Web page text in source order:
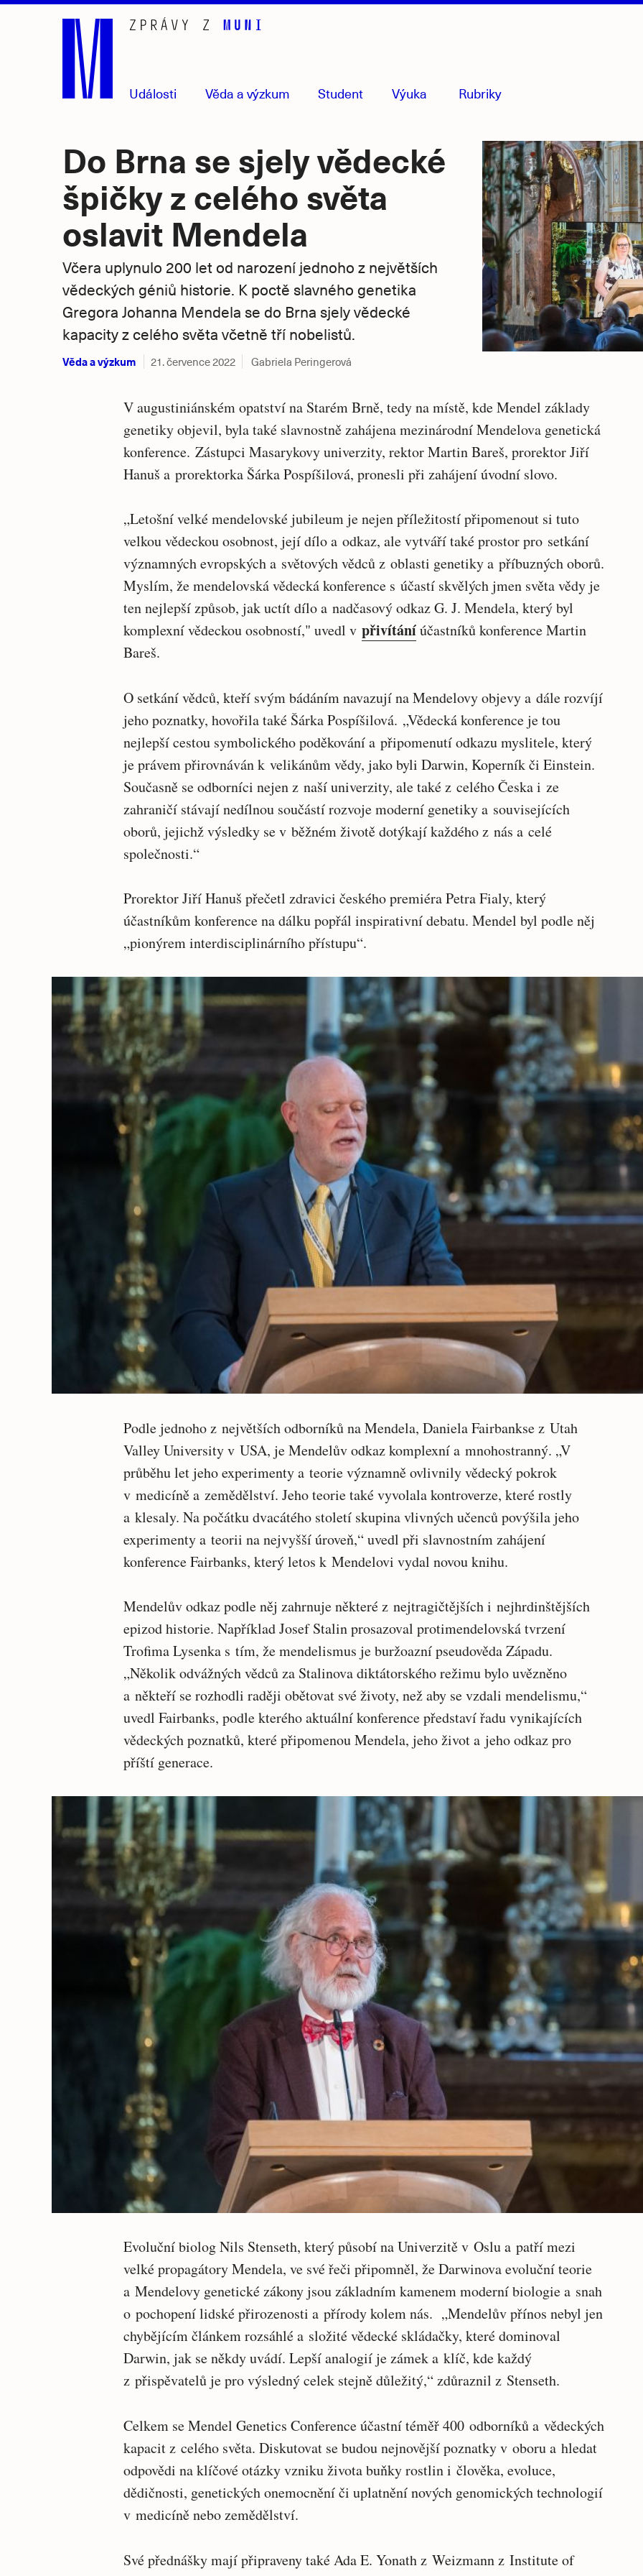
Události Věda a výzkum Student Výuka Rubriky
Do Brna se sjely vědecké
špičky z celého světa
oslavit Mendela
Včera uplynulo 200 let od narození jednoho z největších
vědeckých géniů historie. K poctě slavného genetika
Gregora Johanna Mendela se do Brna sjely vědecké
kapacity z celého světa včetně tří nobelistů.
Věda a výzkum 21. července 2022 Gabriela Peringerová
V augustiniánském opatství na Starém Brně, tedy na místě, kde Mendel základy
genetiky objevil, byla také slavnostně zahájena mezinárodní Mendelova genetická
konference. Zástupci Masarykovy univerzity, rektor Martin Bareš, prorektor Jiří
Hanuš a prorektorka Šárka Pospíšilová, pronesli při zahájení úvodní slovo.
„Letošní velké mendelovské jubileum je nejen příležitostí připomenout si tuto
velkou vědeckou osobnost, její dílo a odkaz, ale vytváří také prostor pro setkání
významných evropských a světových vědců z oblasti genetiky a příbuzných oborů.
Myslím, že mendelovská vědecká konference s účastí skvělých jmen světa vědy je
ten nejlepší způsob, jak uctít dílo a nadčasový odkaz G. J. Mendela, který byl
komplexní vědeckou osobností," uvedl v přivítáníúčastníků konference Martin
Bareš.
O setkání vědců, kteří svým bádáním navazují na Mendelovy objevy a dále rozvíjí
jeho poznatky, hovořila také Šárka Pospíšilová. „Vědecká konference je tou
nejlepší cestou symbolického poděkování a připomenutí odkazu myslitele, který
je právem přirovnáván k velikánům vědy, jako byli Darwin, Koperník či Einstein.
Současně se odborníci nejen z naší univerzity, ale také z celého Česka i ze
zahraničí stávají nedílnou součástí rozvoje moderní genetiky a souvisejících
oborů, jejichž výsledky se v běžném životě dotýkají každého z nás a celé
společnosti.“
Prorektor Jiří Hanuš přečetl zdravici českého premiéra Petra Fialy, který
účastníkům konference na dálku popřál inspirativní debatu. Mendel byl podle něj
„pionýrem interdisciplinárního přístupu“.
Podle jednoho z největších odborníků na Mendela, Daniela Fairbankse z Utah
Valley University v USA, je Mendelův odkaz komplexní a mnohostranný. „V
průběhu let jeho experimenty a teorie významně ovlivnily vědecký pokrok
v medicíně a zemědělství. Jeho teorie také vyvolala kontroverze, které rostly
a klesaly. Na počátku dvacátého století skupina vlivných učenců povýšila jeho
experimenty a teorii na nejvyšší úroveň,“ uvedl při slavnostním zahájení
konference Fairbanks, který letos k Mendelovi vydal novou knihu.
Mendelův odkaz podle něj zahrnuje některé z nejtragičtějších i nejhrdinštějších
epizod historie. Například Josef Stalin prosazoval protimendelovská tvrzení
Trofima Lysenka s tím, že mendelismus je buržoazní pseudověda Západu.
„Několik odvážných vědců za Stalinova diktátorského režimu bylo uvězněno
a někteří se rozhodli raději obětovat své životy, než aby se vzdali mendelismu,“
uvedl Fairbanks, podle kterého aktuální konference představí řadu vynikajících
vědeckých poznatků, které připomenou Mendela, jeho život a jeho odkaz pro
příští generace.
Evoluční biolog Nils Stenseth, který působí na Univerzitě v Oslu a patří mezi
velké propagátory Mendela, ve své řeči připomněl, že Darwinova evoluční teorie
a Mendelovy genetické zákony jsou základním kamenem moderní biologie a snah
o pochopení lidské přirozenosti a přírody kolem nás. „Mendelův přínos nebyl jen
chybějícím článkem rozsáhlé a složité vědecké skládačky, které dominoval
Darwin, jak se někdy uvádí. Lepší analogií je zámek a klíč, kde každý
z přispěvatelů je pro výsledný celek stejně důležitý,“ zdůraznil z Stenseth.
Celkem se Mendel Genetics Conference účastní téměř 400 odborníků a vědeckých
kapacit z celého světa. Diskutovat se budou nejnovější poznatky v oboru a hledat
odpovědi na klíčové otázky vzniku života buňky rostlin i člověka, evoluce,
dědičnosti, genetických onemocnění či uplatnění nových genomických technologií
v medicíně nebo zemědělství.
Své přednášky mají připraveny také Ada E. Yonath z Weizmann z Institute of